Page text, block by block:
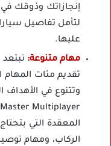
إنجازاتك وذوقك في
لتأمل تفاصيل
عليها.
مهام متنوعة:
تقديم مئات المهام
وتتنوع في
المعقدة التي
الركاب، ومهام